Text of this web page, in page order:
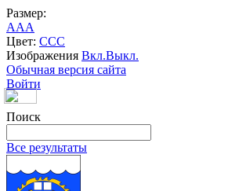
Размер:
AAA
Цвет: CCC
Изображения Вкл.Выкл.
Обычная версия сайта
Войти
Поиск
Все результаты